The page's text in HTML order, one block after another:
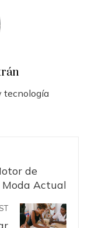
tecnología
de
Moda Actual